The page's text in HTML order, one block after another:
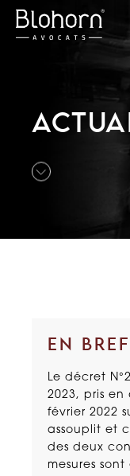
EN BREF
Le décret
2023, pris
février 2022
assouplit et
des deux
mesures